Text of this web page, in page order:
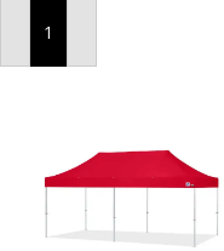
In Winkelwagen